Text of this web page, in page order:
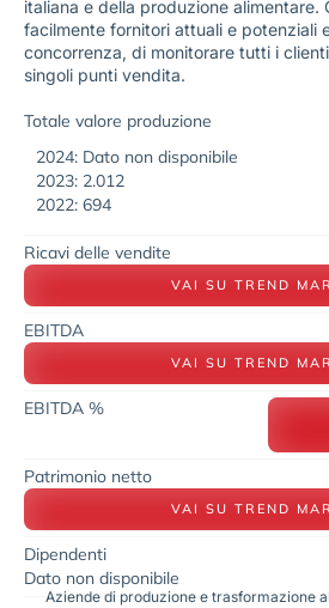
italiana e della produzione alimentare.
facilmente fornitori attuali e potenziali
concorrenza, di monitorare tutti i
singoli punti vendita.
Totale valore produzione
2024: Dato non disponibile
2023: 2.012
2022: 694
Ricavi delle vendite
VAI SU TREND
EBITDA
VAI SU TREND
EBITDA %
Patrimonio netto
VAI SU TREND
Dipendenti
Dato non disponibile
Aziende di produzione e trasformazione